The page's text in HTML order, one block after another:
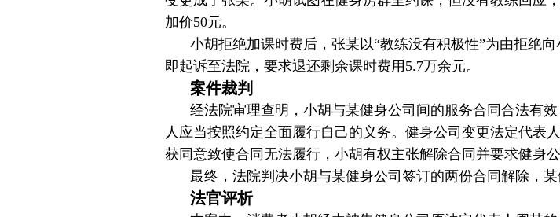
加价50元。
小胡拒绝加课时费后，张某以“教练没有积极性”为由拒绝
即起诉至法院，要求退还剩余课时费用5.7万余元。
案件裁判
经法院审理查明，小胡与某健身公司间的服务合同合法有
人应当按照约定全面履行自己的义务。健身公司变更法定代表
获同意致使合同无法履行，小胡有权主张解除合同并要求健身
最终，法院判决小胡与某健身公司签订的两份合同解除，
法官评析